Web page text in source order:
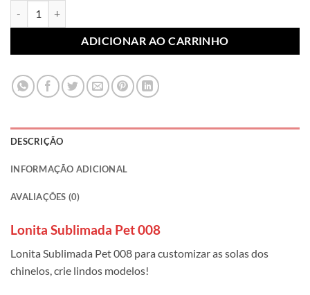
ADICIONAR AO CARRINHO
DESCRIÇÃO
INFORMAÇÃO ADICIONAL
AVALIAÇÕES (0)
Lonita Sublimada Pet 008
Lonita Sublimada Pet 008 para customizar as solas dos
chinelos, crie lindos modelos!